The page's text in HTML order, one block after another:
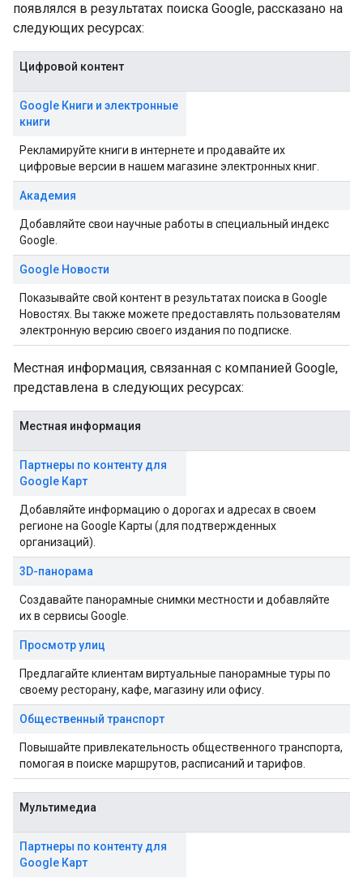
появлялся в результатах поиска Google, рассказано на
следующих ресурсах:
Цифровой контент
Google Книги и электронные
книги
Рекламируйте книги в интернете и продавайте их
цифровые версии в нашем магазине электронных книг.
Академия
Добавляйте свои научные работы в специальный индекс
Google.
Google Новости
Показывайте свой контент в результатах поиска в Google
Новостях. Вы также можете предоставлять пользователям
электронную версию своего издания по подписке.
Местная информация, связанная с компанией Google,
представлена в следующих ресурсах:
Местная информация
Партнеры по контенту для
Google Карт
Добавляйте информацию о дорогах и адресах в своем
регионе на Google Карты (для подтвержденных
организаций).
3D-панорама
Создавайте панорамные снимки местности и добавляйте
их в сервисы Google.
Просмотр улиц
Предлагайте клиентам виртуальные панорамные туры по
своему ресторану, кафе, магазину или офису.
Общественный транспорт
Повышайте привлекательность общественного транспорта,
помогая в поиске маршрутов, расписаний и тарифов.
Мультимедиа
Партнеры по контенту для
Google Карт